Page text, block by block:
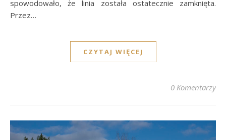
spowodowało, że linia została ostatecznie zamknięta.
Przez…
CZYTAJ WIĘCEJ
0 Komentarzy